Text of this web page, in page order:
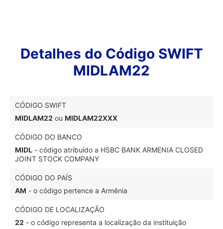
Detalhes do Código SWIFT
MIDLAM22
CÓDIGO SWIFT
MIDLAM22 ou MIDLAM22XXX
CÓDIGO DO BANCO
MIDL - código atribuído a HSBC BANK ARMENIA CLOSED
JOINT STOCK COMPANY
CÓDIGO DO PAÍS
AM - o código pertence a Armênia
CÓDIGO DE LOCALIZAÇÃO
22 - o código representa a localização da instituição